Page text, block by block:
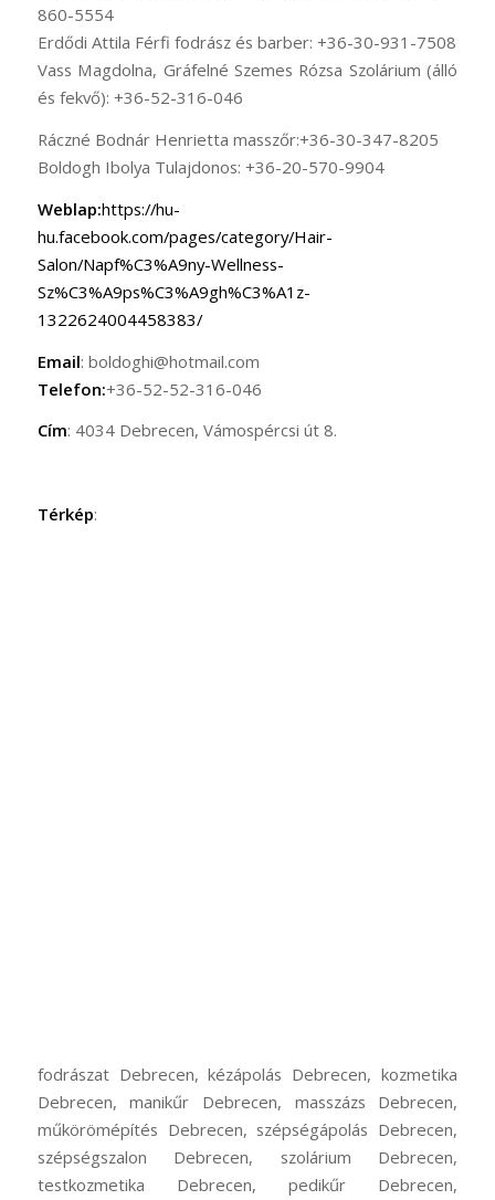
860-5554
Erdődi Attila Férfi fodrász és barber: +36-30-931-7508
Vass Magdolna, Gráfelné Szemes Rózsa Szolárium (álló
és fekvő): +36-52-316-046
Ráczné Bodnár Henrietta masszőr:+36-30-347-8205
Boldogh Ibolya Tulajdonos: +36-20-570-9904
Weblap:https://hu-
hu.facebook.com/pages/category/Hair-
Salon/Napf%C3%A9ny-Wellness-
Sz%C3%A9ps%C3%A9gh%C3%A1z-
1322624004458383/
Email: boldoghi@hotmail.com
Telefon:+36-52-52-316-046
Cím: 4034 Debrecen, Vámospércsi út 8.
Térkép:
fodrászat Debrecen, kézápolás Debrecen, kozmetika
Debrecen, manikűr Debrecen, masszázs Debrecen,
műkörömépítés Debrecen, szépségápolás Debrecen,
szépségszalon Debrecen, szolárium Debrecen,
testkozmetika Debrecen, pedikűr Debrecen,